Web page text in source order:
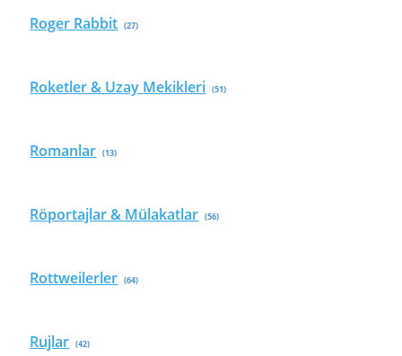
Roger Rabbit (27)
Roketler & Uzay Mekikleri (51)
Romanlar (13)
Röportajlar & Mülakatlar (56)
Rottweilerler (64)
Rujlar (42)